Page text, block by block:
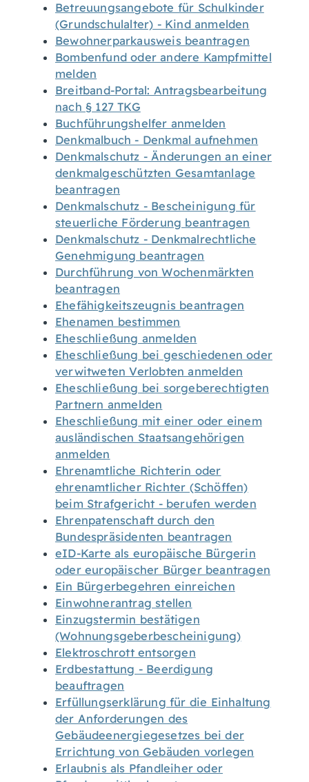
Betreuungsangebote für Schulkinder
(Grundschulalter) - Kind anmelden
Bewohnerparkausweis beantragen
Bombenfund oder andere Kampfmittel
melden
Breitband-Portal: Antragsbearbeitung
nach § 127 TKG
Buchführungshelfer anmelden
Denkmalbuch - Denkmal aufnehmen
Denkmalschutz - Änderungen an einer
denkmalgeschützten Gesamtanlage
beantragen
Denkmalschutz - Bescheinigung für
steuerliche Förderung beantragen
Denkmalschutz - Denkmalrechtliche
Genehmigung beantragen
Durchführung von Wochenmärkten
beantragen
Ehefähigkeitszeugnis beantragen
Ehenamen bestimmen
Eheschließung anmelden
Eheschließung bei geschiedenen oder
verwitweten Verlobten anmelden
Eheschließung bei sorgeberechtigten
Partnern anmelden
Eheschließung mit einer oder einem
ausländischen Staatsangehörigen
anmelden
Ehrenamtliche Richterin oder
ehrenamtlicher Richter (Schöffen)
beim Strafgericht - berufen werden
Ehrenpatenschaft durch den
Bundespräsidenten beantragen
eID-Karte als europäische Bürgerin
oder europäischer Bürger beantragen
Ein Bürgerbegehren einreichen
Einwohnerantrag stellen
Einzugstermin bestätigen
(Wohnungsgeberbescheinigung)
Elektroschrott entsorgen
Erdbestattung - Beerdigung
beauftragen
Erfüllungserklärung für die Einhaltung
der Anforderungen des
Gebäudeenergiegesetzes bei der
Errichtung von Gebäuden vorlegen
Erlaubnis als Pfandleiher oder